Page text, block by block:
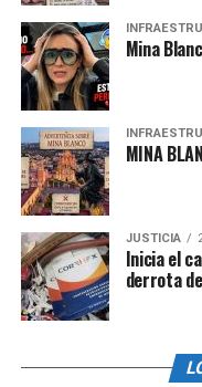
Mina
MINA
JUSTICIA
Inicia el
derrota